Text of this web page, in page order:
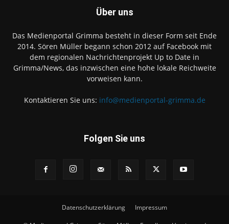
Über uns
Das Medienportal Grimma besteht in dieser Form seit Ende
2014. Sören Müller begann schon 2012 auf Facebook mit
dem regionalen Nachrichtenprojekt Up to Date in
Grimma/News, das inzwischen eine hohe lokale Reichweite
vorweisen kann.
Kontaktieren Sie uns: info@medienportal-grimma.de
Folgen Sie uns
Datenschutzerklärung Impressum